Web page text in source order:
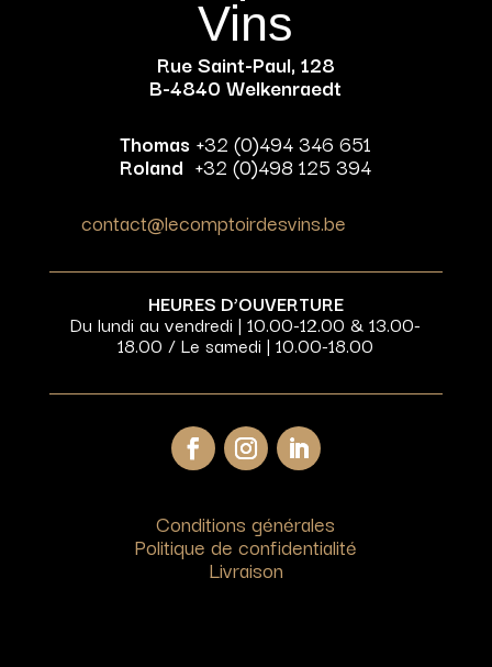
Vins
Rue Saint-Paul, 128
B-4840 Welkenraedt
Thomas +32 (0)494 346 651
Roland +32 (0)498 125 394
contact@lecomptoirdesvins.be
HEURES D’OUVERTURE
Du lundi au vendredi | 10.00-12.00 & 13.00-
18.00 / Le samedi | 10.00-18.00
Conditions générales
Politique de confidentialité
Livraison